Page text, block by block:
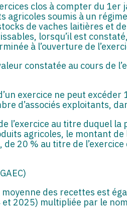
clos à compter du
soumis à un
de vaches laitières et
lorsqu’il est
à l’ouverture de
constatée au cours de
exercice ne peut excéder
d’associés exploitants,
l’exercice au titre duquel
agricoles, le montant
20 % au titre de
moyenne des recettes est
2025) multipliée par le